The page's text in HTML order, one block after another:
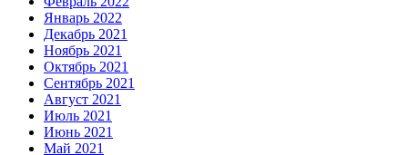
Январь 2022
Декабрь 2021
Ноябрь 2021
Октябрь 2021
Сентябрь 2021
Август 2021
Июль 2021
Июнь 2021
Май 2021